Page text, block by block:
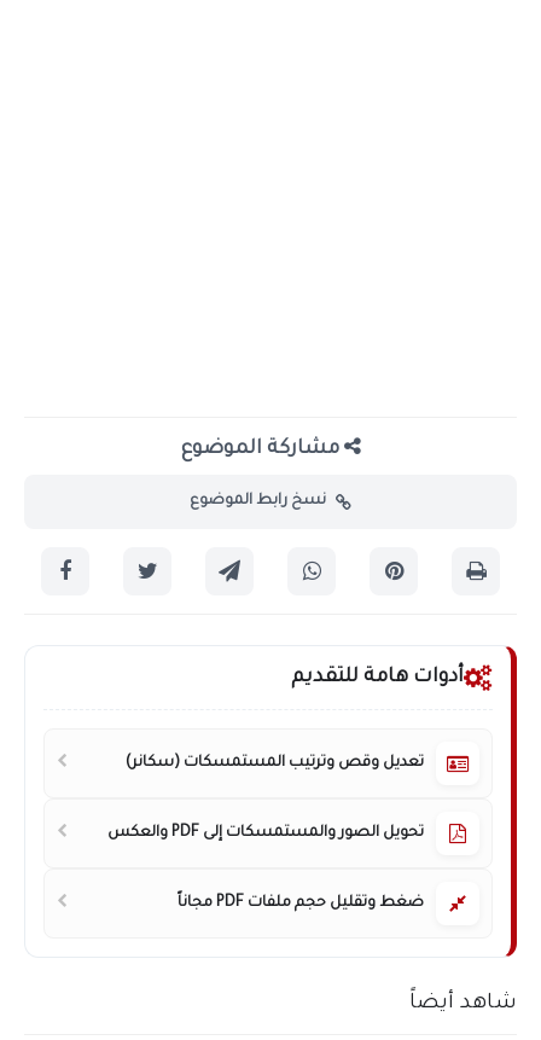
مشاركة الموضوع
نسخ رابط الموضوع
أدوات هامة للتقديم
تعديل وقص وترتيب المستمسكات (سكانر)
تحويل الصور والمستمسكات إلى PDF والعكس
ضغط وتقليل حجم ملفات PDF مجاناً
شاهد أيضاً